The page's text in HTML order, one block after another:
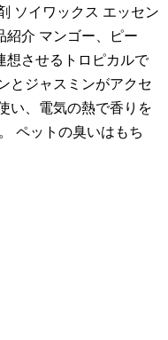
ソイワックス エッセン
紹介 マンゴー、ピー
想させるトロピカルで
とジャスミンがアクセ
い、電気の熱で香りを
ペットの臭いはもち